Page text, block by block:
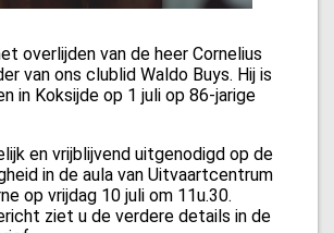
overlijden van de heer Cornelius
van ons clublid Waldo Buys. Hij is
in Koksijde op 1 juli op 86-jarige
en vrijblijvend uitgenodigd op de
in de aula van Uitvaartcentrum
op vrijdag 10 juli om 11u.30.
ziet u de verdere details in de